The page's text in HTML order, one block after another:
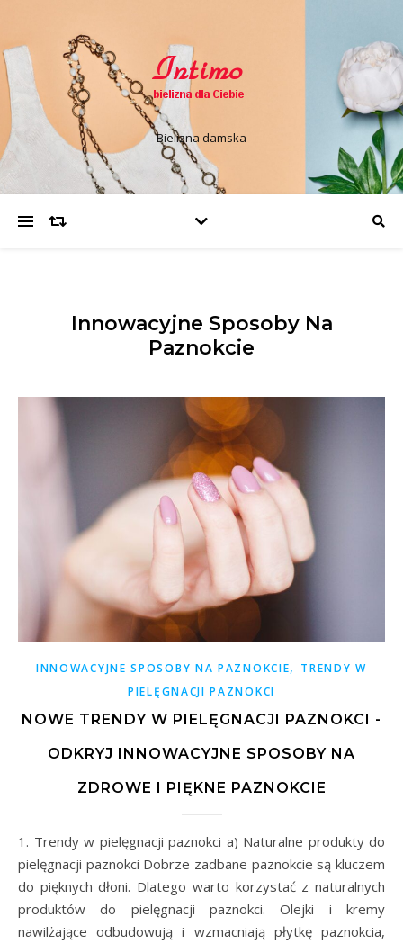
Bielizna damska
Innowacyjne Sposoby Na
Paznokcie
INNOWACYJNE SPOSOBY NA PAZNOKCIE, TRENDY W
PIELĘGNACJI PAZNOKCI
NOWE TRENDY W PIELĘGNACJI PAZNOKCI -
ODKRYJ INNOWACYJNE SPOSOBY NA
ZDROWE I PIĘKNE PAZNOKCIE
1. Trendy w pielęgnacji paznokci a) Naturalne produkty do
pielęgnacji paznokci Dobrze zadbane paznokcie są kluczem
do pięknych dłoni. Dlatego warto korzystać z naturalnych
produktów do pielęgnacji paznokci. Olejki i kremy
nawilżające odbudowują i wzmacniają płytkę paznokcia,